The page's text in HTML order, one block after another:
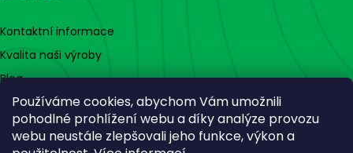
Používáme cookies, abychom Vám umožnili
pohodlné prohlížení webu a díky analýze provozu
webu neustále zlepšovali jeho funkce, výkon a
Kontaktní informace
Kvalita naši výroby
Blog